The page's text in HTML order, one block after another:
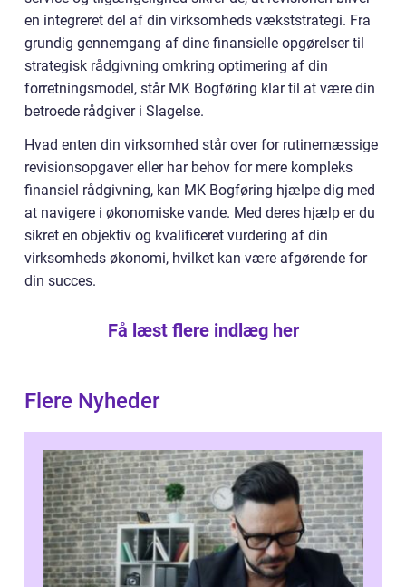
en integreret del af din virksomheds vækststrategi. Fra
grundig gennemgang af dine finansielle opgørelser til
strategisk rådgivning omkring optimering af din
forretningsmodel, står MK Bogføring klar til at være din
betroede rådgiver i Slagelse.
Hvad enten din virksomhed står over for rutinemæssige
revisionsopgaver eller har behov for mere kompleks
finansiel rådgivning, kan MK Bogføring hjælpe dig med
at navigere i økonomiske vande. Med deres hjælp er du
sikret en objektiv og kvalificeret vurdering af din
virksomheds økonomi, hvilket kan være afgørende for
din succes.
Få læst flere indlæg her
Flere Nyheder